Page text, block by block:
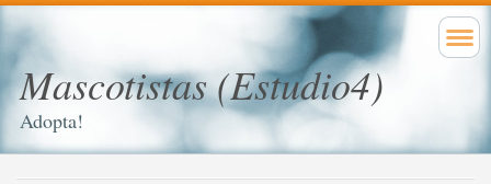
Mascotistas (Estudio4)
Adopta!